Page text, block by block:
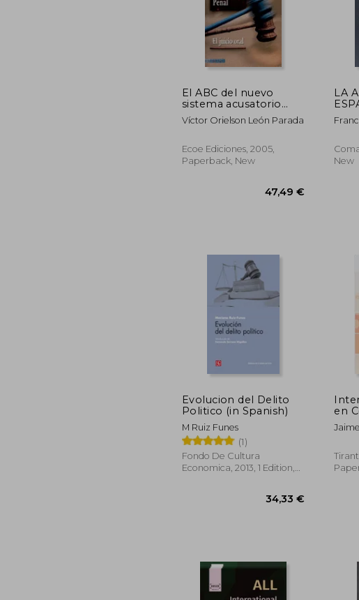
El ABC del nuevo
sistema acusatorio
penal: el juicio oral (in
Spanish)
Víctor Orielson León Parada
Ecoe Ediciones, 2005,
Paperback, New
47,49 €
LA
New
Evolucion del Delito
Politico (in Spanish)
M Ruiz Funes
(1)
Fondo De Cultura
Economica, 2013, 1 Edition,
en